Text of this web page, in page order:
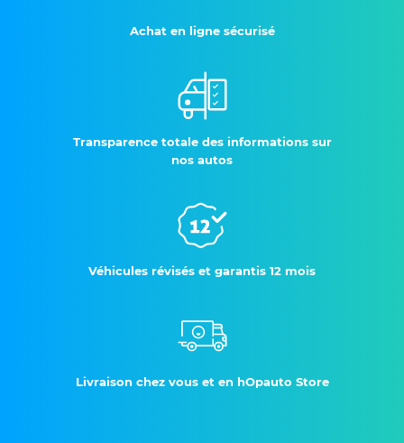
Achat en ligne sécurisé
Transparence totale des informations sur
nos autos
Véhicules révisés et garantis 12 mois
Livraison chez vous et en hOpauto Store